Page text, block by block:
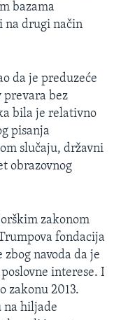
bazama
na drugi način
da je preduzeće
prevara bez
bila je relativno
pisanja
slučaju, državni
obrazovnog
zakonom
fondacija
navoda da je
interese. I
zakonu 2013.
na hiljade